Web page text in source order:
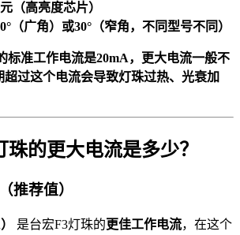
（高亮度芯片）
（广角）或30°（窄角，不同型号不同）
标准工作电流是20mA，更大电流一般不
超过这个电流会导致灯珠过热、光衰加
的更大电流是多少？
推荐值）
是台宏F3灯珠的更佳工作电流，在这个